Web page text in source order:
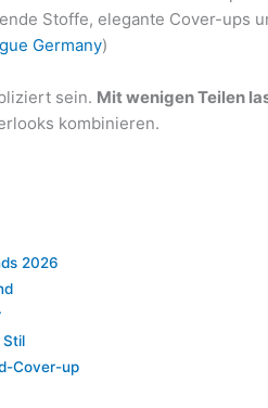
Stoffe, elegante Cover-ups
Germany)
sein. Mit wenigen Teilen
kombinieren.
2026
Stil
Cover-up